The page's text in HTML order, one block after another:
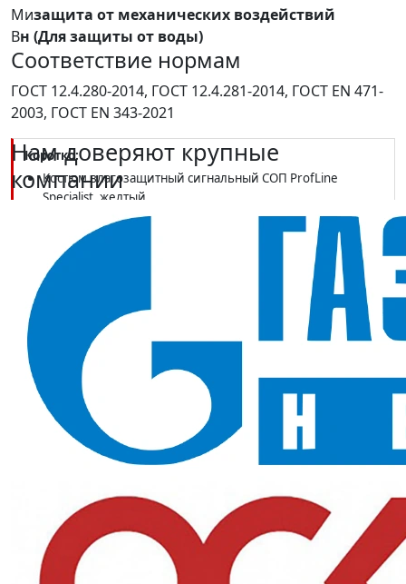
Мизащита от механических воздействий
Вн (Для защиты от воды)
Соответствие нормам
ГОСТ 12.4.280-2014, ГОСТ 12.4.281-2014, ГОСТ EN 471-
2003, ГОСТ EN 343-2021
Коротко:
Костюм влагозащитный сигнальный СОП ProfLine
Specialist, желтый
Классы защиты Ми, Ву, Вн; ГОСТ 12.4.280-2014, 12.4.281-
2014, EN 471-2003, EN 343-2021
Светоотражающие элементы, ткань ПЭ+ПВХ, 210 гр/м²
В наличии в SIZMAG (Москва), отгрузка в день заказа
Костюм влагозащитный сигнальный СОП ProfLine Specialist,
желтый
— куртка и брюки повышенной видимости для работы
в дождь у дорог и техники. Ткань ПЭ+ПВХ (210 гр/м²) держит
классы Ми, Ву и Вн, сертифицирован по четырём стандартам,
включая международный ГОСТ EN 471-2003 по сигнальной
одежде. Молния на планке защищает застёжку от влаги.
Назначение и сферы применения
аэродромах, в портах и на складах рядом с погрузочной
техникой, аварийные службы. Сигнальный жёлтый цвет и СОП
критичны при работе в дождь и сумерки одновременно.
Ключевые преимущества
Нам доверяют крупные
компании